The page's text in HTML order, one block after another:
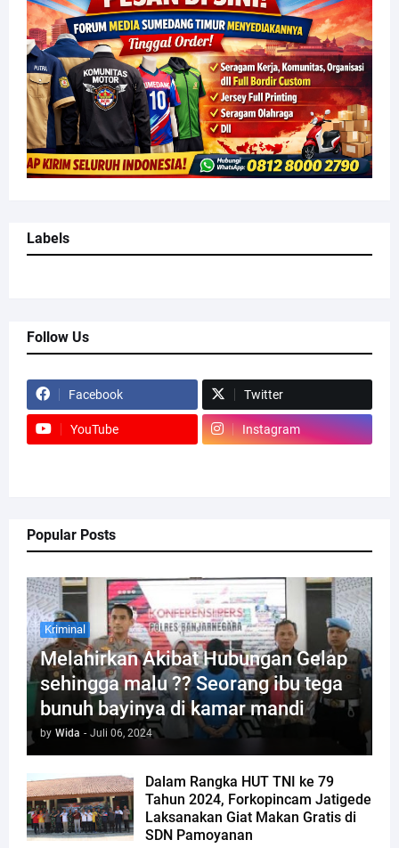
Labels
Follow Us
Facebook Twitter
YouTube Instagram
Popular Posts
Kriminal
Melahirkan Akibat Hubungan Gelap
sehingga malu ?? Seorang ibu tega
bunuh bayinya di kamar mandi
by Wida - Juli 06, 2024
Dalam Rangka HUT TNI ke 79
Tahun 2024, Forkopincam Jatigede
Laksanakan Giat Makan Gratis di
SDN Pamoyanan